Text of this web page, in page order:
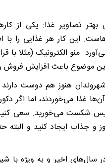
این کار هر غذایی
موضوع باعث افزایش فروش
هنوز هم دوست
غذا می‌خوردند، اما اگر
شکست می‌خورید. سعی
جذاب ایجاد کنید و البته